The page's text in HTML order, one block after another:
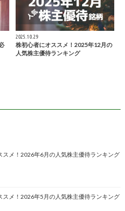
2025.10.29
株初心者にオススメ！2025年12月の
人気株主優待ランキング
スメ！2026年6月の人気株主優待ランキング
スメ！2026年5月の人気株主優待ランキング